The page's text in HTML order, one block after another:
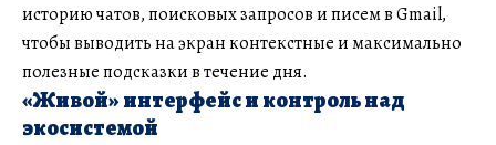
историю чатов, поисковых запросов и писем в Gmail,
чтобы выводить на экран контекстные и максимально
полезные подсказки в течение дня.
«Живой» интерфейс и контроль над
экосистемой